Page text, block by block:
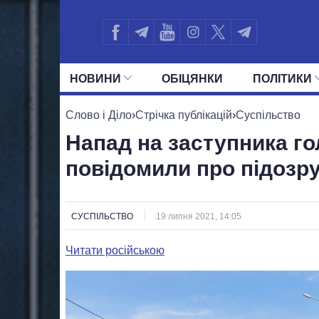
НОВИНИ ОБIЦЯНКИ ПОЛIТИКИ
УСІ ПОЛІТИКИ ПРЕЗИДЕНТ І ОФІС
Слово і Діло›Стрічка публікацій›Суспільство
Напад на заступника
повідомили про
СУСПІЛЬСТВО 19 липня 2021, 14:05
Читати російською